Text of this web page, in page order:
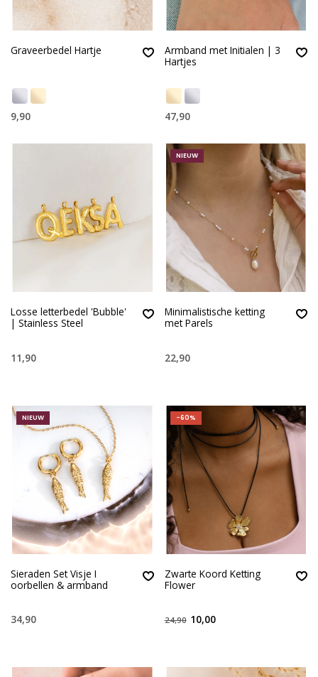
Graveerbedel Hartje
9,90
Armband met Initialen | 3
Hartjes
47,90
Losse letterbedel 'Bubble'
| Stainless Steel
11,90
NIEUW
Minimalistische ketting
met Parels
22,90
NIEUW
Sieraden Set Visje I
oorbellen & armband
34,90
-60%
Zwarte Koord Ketting
Flower
24,90 10,00